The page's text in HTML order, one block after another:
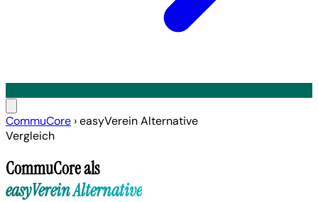
CommuCore ›easyVerein Alternative
Vergleich
CommuCore als
easyVerein Alternative